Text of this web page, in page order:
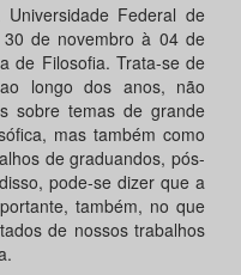
Federal de
de novembro à 04 de
de Filosofia. Trata-se de
longo dos anos, não
sobre temas de grande
mas também como
de graduandos, pós-
pode-se dizer que a
também, no que
de nossos trabalhos